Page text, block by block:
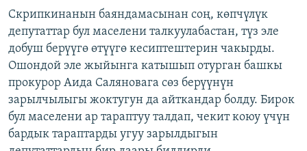
Скрипкинанын баяндамасынан соң, көпчүлүк
депутаттар бул маселени талкуулабастан, түз эле
добуш берүүгө өтүүгө кесиптештерин чакырды.
Ошондой эле жыйынга катышып отурган башкы
прокурор Аида Саляновага сөз берүүнүн
зарылчылыгы жоктугун да айткандар болду. Бирок
бул маселени ар тараптуу талдап, чекит коюу үчүн
бардык тараптарды угуу зарылдыгын